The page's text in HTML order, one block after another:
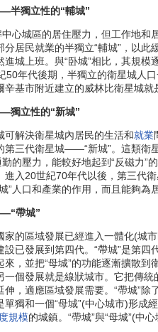
半獨立性的“輔城”
城區的居住壓力，但工作地和
居民就業的半獨立“輔城”，以此
進城上班。與“卧城”相比，其規
50年代後期，半獨立的衛星城人
基市附近建立的威林比衛星城
獨立性的“新城”
解決衛星城內居民的生活和就業
第三代衛星城——“新城”。這類衛
的壓力，能較好地起到“反磁力”
進入20世紀70年代以後，第三代
”人口和產業的作用，而且能夠
帶城”
區域發展已經進入一體化(城市
已發展到第四代。“帶城”是第
來，並把“母城”的功能逐漸擴散
一個發展就是線狀城市。它把傳
，適應區域發展需要。“帶城”
單獨和一個“母城”(中心城市)形成
規模的城鎮。“帶城”與“母城”(中